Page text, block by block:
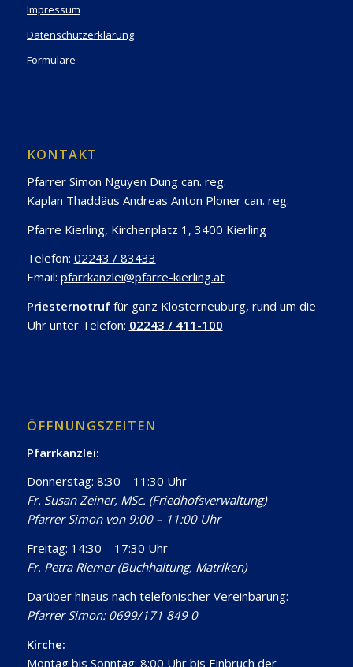
Impressum
Datenschutzerklärung
Formulare
KONTAKT
Pfarrer Simon Nguyen Dung can. reg.
Kaplan Thaddäus Andreas Anton Ploner can. reg.
Pfarre Kierling, Kirchenplatz 1, 3400 Kierling
Telefon: 02243 / 83433
Email: pfarrkanzlei@pfarre-kierling.at
Priesternotruf für ganz Klosterneuburg, rund um die
Uhr unter Telefon: 02243 / 411-100
ÖFFNUNGSZEITEN
Pfarrkanzlei:
Donnerstag: 8:30 – 11:30 Uhr
Fr. Susan Zeiner, MSc. (Friedhofsverwaltung)
Pfarrer Simon von 9:00 – 11:00 Uhr
Freitag: 14:30 – 17:30 Uhr
Fr. Petra Riemer (Buchhaltung, Matriken)
Darüber hinaus nach telefonischer Vereinbarung:
Pfarrer Simon: 0699/171 849 0
Kirche:
Montag bis Sonntag: 8:00 Uhr bis Einbruch der